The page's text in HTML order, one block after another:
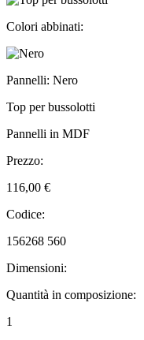
Colori abbinati:
Pannelli: Nero
Top per bussolotti
Pannelli in MDF
Prezzo:
116,00 €
Codice:
156268 560
Dimensioni:
Quantità in composizione:
1